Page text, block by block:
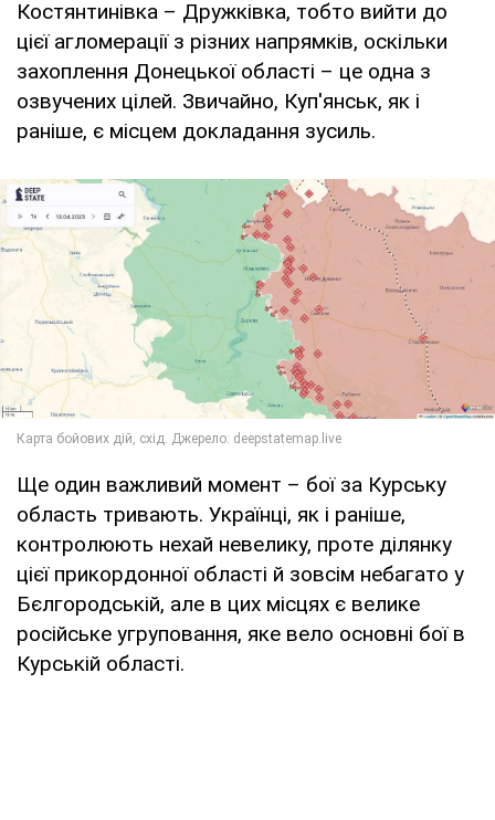
Костянтинівка – Дружківка, тобто вийти до
цієї агломерації з різних напрямків, оскільки
захоплення Донецької області – це одна з
озвучених цілей. Звичайно, Куп'янськ, як і
раніше, є місцем докладання зусиль.
Ще один важливий момент – бої за Курську
область тривають. Українці, як і раніше,
контролюють нехай невелику, проте ділянку
цієї прикордонної області й зовсім небагато у
Бєлгородській, але в цих місцях є велике
російське угруповання, яке вело основні бої в
Курській області.